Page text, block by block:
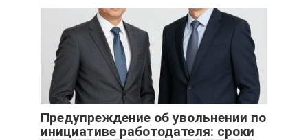
Предупреждение об увольнении по
инициативе работодателя: сроки